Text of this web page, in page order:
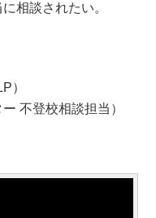
相談されたい。
）
不登校相談担当）